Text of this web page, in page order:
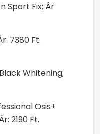
Sport Fix; Ár
7380 Ft.
Whitening;
Osis+
2190 Ft.